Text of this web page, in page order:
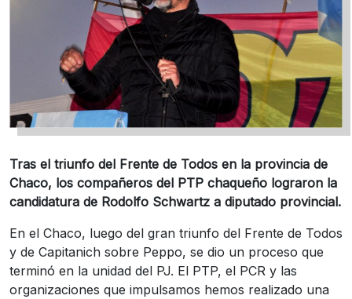
Tras el triunfo del Frente de Todos en la provincia de
Chaco, los compañeros del PTP chaqueño lograron la
candidatura de Rodolfo Schwartz a diputado provincial.
En el Chaco, luego del gran triunfo del Frente de Todos
y de Capitanich sobre Peppo, se dio un proceso que
terminó en la unidad del PJ. El PTP, el PCR y las
organizaciones que impulsamos hemos realizado una